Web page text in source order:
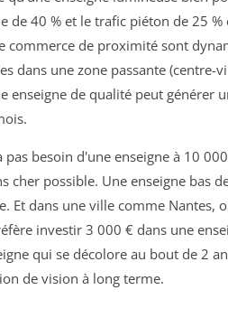
de 40 % et le trafic piéton de 25 %
commerce de proximité sont
dans une zone passante (centre-
enseigne de qualité peut générer
besoin d'une enseigne à 10
cher possible. Une enseigne bas
Et dans une ville comme Nantes,
investir 3 000 € dans une
qui se décolore au bout de 2
de vision à long terme.